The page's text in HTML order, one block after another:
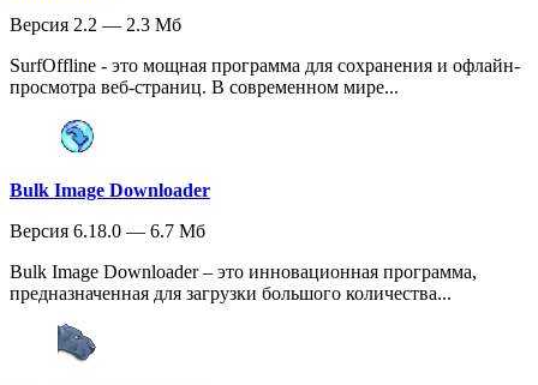
Версия 2.2 — 2.3 Мб
SurfOffline - это мощная программа для сохранения и офлайн-
просмотра веб-страниц. В современном мире...
Bulk Image Downloader
Версия 6.18.0 — 6.7 Мб
Bulk Image Downloader – это инновационная программа,
предназначенная для загрузки большого количества...